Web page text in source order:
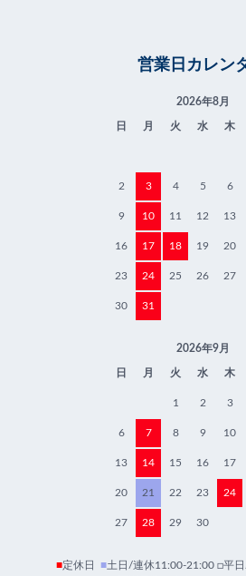
営業日カレン
2026年8月
日 月 火 水 木
2 3 4 5 6
9 10 11 12 13
16 17 18 19 20
23 24 25 26 27
30 31
2026年9月
日 月 火 水 木
1 2 3
6 7 8 9 10
13 14 15 16 17
20 21 22 23 24
27 28 29 30
■定休日 ■土日/連休11:00-21:00 □平